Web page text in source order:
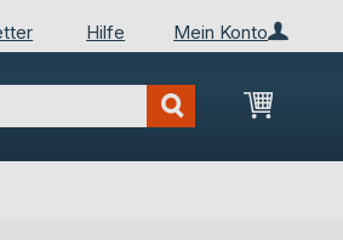
Mein Konto
Hilfe
Mein